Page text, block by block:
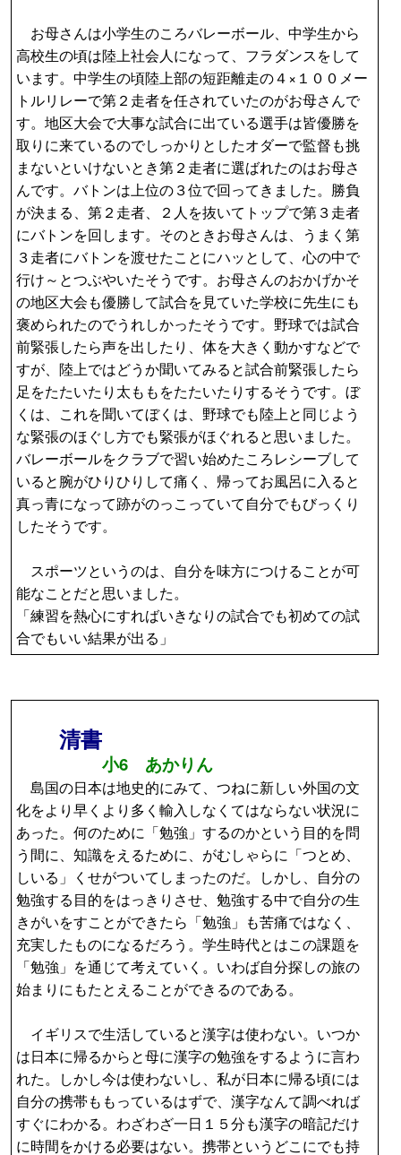
お母さんは小学生のころバレーボール、中学生から
高校生の頃は陸上社会人になって、フラダンスをして
います。中学生の頃陸上部の短距離走の４×１００メー
トルリレーで第２走者を任されていたのがお母さんで
す。地区大会で大事な試合に出ている選手は皆優勝を
取りに来ているのでしっかりとしたオダーで監督も挑
まないといけないとき第２走者に選ばれたのはお母さ
んです。バトンは上位の３位で回ってきました。勝負
が決まる、第２走者、２人を抜いてトップで第３走者
にバトンを回します。そのときお母さんは、うまく第
３走者にバトンを渡せたことにハッとして、心の中で
行け～とつぶやいたそうです。お母さんのおかげかそ
の地区大会も優勝して試合を見ていた学校に先生にも
褒められたのでうれしかったそうです。野球では試合
前緊張したら声を出したり、体を大きく動かすなどで
すが、陸上ではどうか聞いてみると試合前緊張したら
足をたたいたり太ももをたたいたりするそうです。ぼ
くは、これを聞いてぼくは、野球でも陸上と同じよう
な緊張のほぐし方でも緊張がほぐれると思いました。
バレーボールをクラブで習い始めたころレシーブして
いると腕がひりひりして痛く、帰ってお風呂に入ると
真っ青になって跡がのっこっていて自分でもびっくり
したそうです。
スポーツというのは、自分を味方につけることが可
能なことだと思いました。
「練習を熱心にすればいきなりの試合でも初めての試
合でもいい結果が出る」
清書
小6 あかりん
島国の日本は地史的にみて、つねに新しい外国の文
化をより早くより多く輸入しなくてはならない状況に
あった。何のために「勉強」するのかという目的を問
う間に、知識をえるために、がむしゃらに「つとめ、
しいる」くせがついてしまったのだ。しかし、自分の
勉強する目的をはっきりさせ、勉強する中で自分の生
きがいをすことができたら「勉強」も苦痛ではなく、
充実したものになるだろう。学生時代とはこの課題を
「勉強」を通じて考えていく。いわば自分探しの旅の
始まりにもたとえることができるのである。
イギリスで生活していると漢字は使わない。いつか
は日本に帰るからと母に漢字の勉強をするように言わ
れた。しかし今は使わないし、私が日本に帰る頃には
自分の携帯ももっているはずで、漢字なんて調べれば
すぐにわかる。わざわざ一日１５分も漢字の暗記だけ
に時間をかける必要はない。携帯というどこにでも持